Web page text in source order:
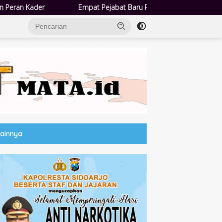
Empat Pejabat Baru Pemdes Semampir Dilantik, Siap Tingkatkan